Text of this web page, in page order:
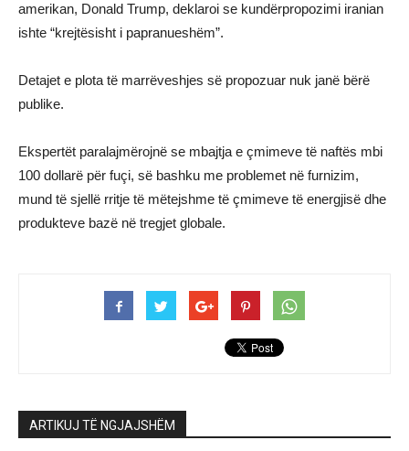
amerikan, Donald Trump, deklaroi se kundërpropozimi iranian
ishte “krejtësisht i papranueshëm”.
Detajet e plota të marrëveshjes së propozuar nuk janë bërë
publike.
Ekspertët paralajmërojnë se mbajtja e çmimeve të naftës mbi
100 dollarë për fuçi, së bashku me problemet në furnizim,
mund të sjellë rritje të mëtejshme të çmimeve të energjisë dhe
produkteve bazë në tregjet globale.
ARTIKUJ TË NGJAJSHËM